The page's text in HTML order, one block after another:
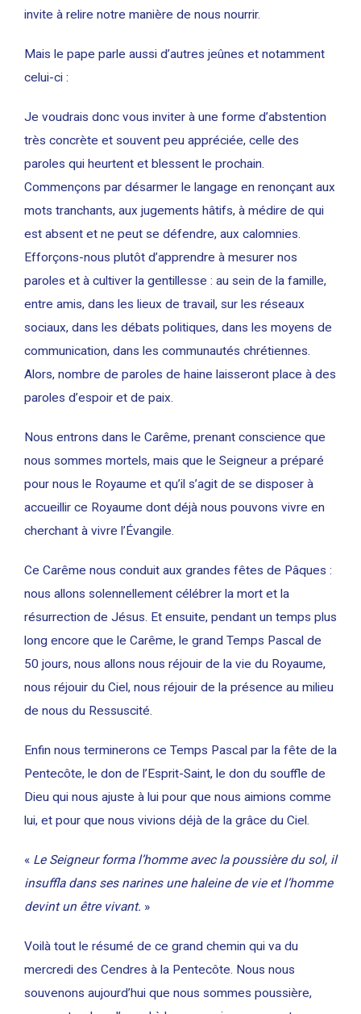
invite à relire notre manière de nous nourrir.
Mais le pape parle aussi d’autres jeûnes et notamment
celui-ci :
Je voudrais donc vous inviter à une forme d’abstention
très concrète et souvent peu appréciée, celle des
paroles qui heurtent et blessent le prochain.
Commençons par désarmer le langage en renonçant aux
mots tranchants, aux jugements hâtifs, à médire de qui
est absent et ne peut se défendre, aux calomnies.
Efforçons-nous plutôt d’apprendre à mesurer nos
paroles et à cultiver la gentillesse : au sein de la famille,
entre amis, dans les lieux de travail, sur les réseaux
sociaux, dans les débats politiques, dans les moyens de
communication, dans les communautés chrétiennes.
Alors, nombre de paroles de haine laisseront place à des
paroles d’espoir et de paix.
Nous entrons dans le Carême, prenant conscience que
nous sommes mortels, mais que le Seigneur a préparé
pour nous le Royaume et qu’il s’agit de se disposer à
accueillir ce Royaume dont déjà nous pouvons vivre en
cherchant à vivre l’Évangile.
Ce Carême nous conduit aux grandes fêtes de Pâques :
nous allons solennellement célébrer la mort et la
résurrection de Jésus. Et ensuite, pendant un temps plus
long encore que le Carême, le grand Temps Pascal de
50 jours, nous allons nous réjouir de la vie du Royaume,
nous réjouir du Ciel, nous réjouir de la présence au milieu
de nous du Ressuscité.
Enfin nous terminerons ce Temps Pascal par la fête de la
Pentecôte, le don de l’Esprit-Saint, le don du souffle de
Dieu qui nous ajuste à lui pour que nous aimions comme
lui, et pour que nous vivions déjà de la grâce du Ciel.
« Le Seigneur forma l’homme avec la poussière du sol, il
insuffla dans ses narines une haleine de vie et l’homme
devint un être vivant. »
Voilà tout le résumé de ce grand chemin qui va du
mercredi des Cendres à la Pentecôte. Nous nous
souvenons aujourd’hui que nous sommes poussière,